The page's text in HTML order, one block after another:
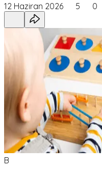
12 Haziran 2026 5 0
B